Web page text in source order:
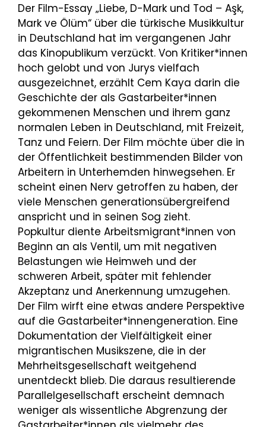
Der Film-Essay „Liebe, D-Mark und Tod – Aşk,
Mark ve Ölüm“ über die türkische Musikkultur
in Deutschland hat im vergangenen Jahr
das Kinopublikum verzückt. Von Kritiker*innen
hoch gelobt und von Jurys vielfach
ausgezeichnet, erzählt Cem Kaya darin die
Geschichte der als Gastarbeiter*innen
gekommenen Menschen und ihrem ganz
normalen Leben in Deutschland, mit Freizeit,
Tanz und Feiern. Der Film möchte über die in
der Öffentlichkeit bestimmenden Bilder von
Arbeitern in Unterhemden hinwegsehen. Er
scheint einen Nerv getroffen zu haben, der
viele Menschen generationsübergreifend
anspricht und in seinen Sog zieht.
Popkultur diente Arbeitsmigrant*innen von
Beginn an als Ventil, um mit negativen
Belastungen wie Heimweh und der
schweren Arbeit, später mit fehlender
Akzeptanz und Anerkennung umzugehen.
Der Film wirft eine etwas andere Perspektive
auf die Gastarbeiter*innengeneration. Eine
Dokumentation der Vielfältigkeit einer
migrantischen Musikszene, die in der
Mehrheitsgesellschaft weitgehend
unentdeckt blieb. Die daraus resultierende
Parallelgesellschaft erscheint demnach
weniger als wissentliche Abgrenzung der